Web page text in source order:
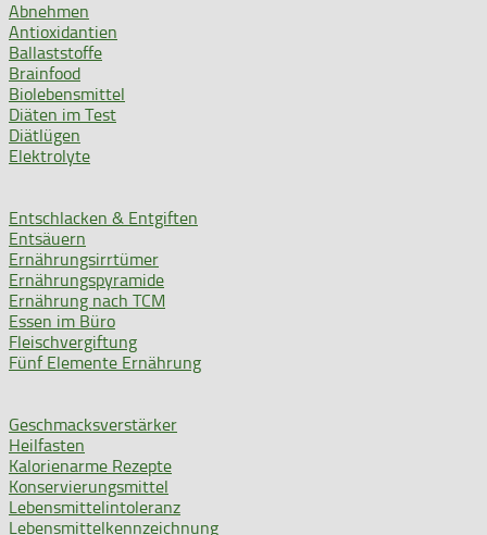
Abnehmen
Antioxidantien
Ballaststoffe
Brainfood
Biolebensmittel
Diäten im Test
Diätlügen
Elektrolyte
Entschlacken & Entgiften
Entsäuern
Ernährungsirrtümer
Ernährungspyramide
Ernährung nach TCM
Essen im Büro
Fleischvergiftung
Fünf Elemente Ernährung
Geschmacksverstärker
Heilfasten
Kalorienarme Rezepte
Konservierungsmittel
Lebensmittelintoleranz
Lebensmittelkennzeichnung